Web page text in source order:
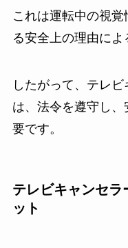
これは運転中の視覚
る安全上の理由によ
したがって、テレ
は、法令を遵守し
要です。
テレビキャンセラ
ット